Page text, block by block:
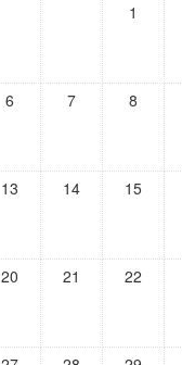
1
6 7 8
13 14 15
20 21 22